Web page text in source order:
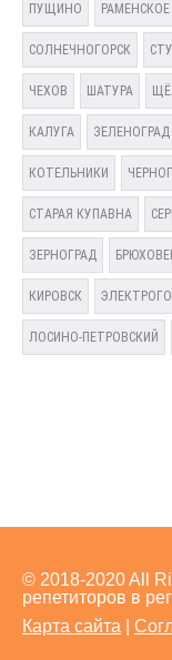
ПУЩИНО РАМЕНСКОЕ
СОЛНЕЧНОГОРСК
ЧЕХОВ ШАТУРА
КАЛУГА ЗЕЛЕНОГРАД
КОТЕЛЬНИКИ
СТАРАЯ КУПАВНА
ЗЕРНОГРАД
КИРОВСК
ЛОСИНО-ПЕТРОВСКИЙ
© 2018-2020 All
репетиторов в
Карта сайта